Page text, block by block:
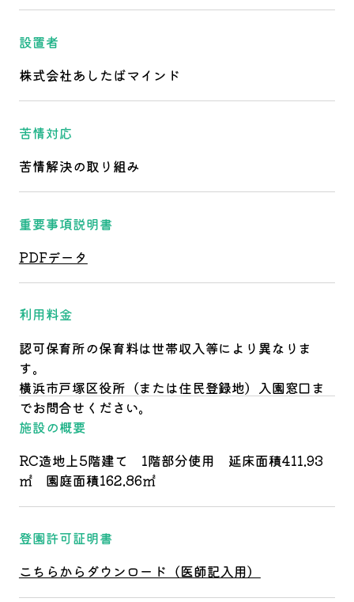
設置者
株式会社あしたばマインド
苦情対応
苦情解決の取り組み
重要事項説明書
PDFデータ
利用料金
認可保育所の保育料は世帯収入等により異なりま
す。
横浜市戸塚区役所（または住民登録地）入園窓口ま
でお問合せください。
施設の概要
RC造地上5階建て 1階部分使用 延床面積411.93
㎡ 園庭面積162.86㎡
登園許可証明書
こちらからダウンロード（医師記入用）